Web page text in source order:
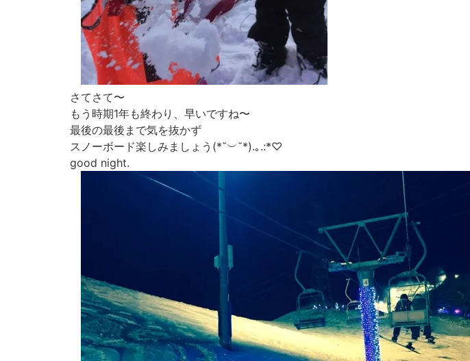
さてさて〜
もう時期1年も終わり、早いですね〜
最後の最後まで気を抜かず
スノーボード楽しみましょう(*˘︶˘*).｡.:*♡
good night.